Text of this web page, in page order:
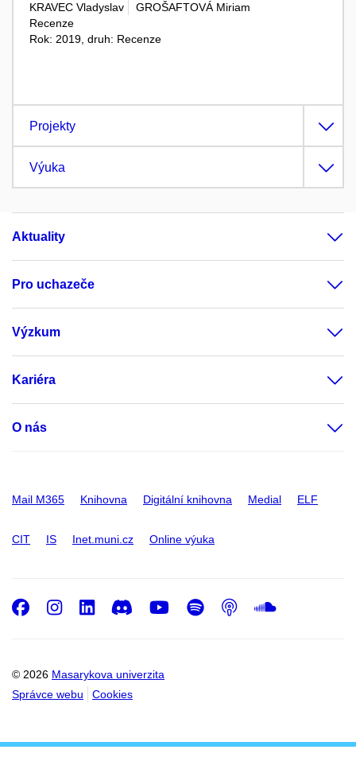
KRAVEC Vladyslav
GROŠAFTOVÁ Miriam
Recenze
Rok: 2019, druh: Recenze
Projekty
Výuka
Aktuality
Pro uchazeče
Výzkum
Kariéra
O nás
Mail M365 Knihovna Digitální knihovna Medial ELF
CIT IS Inet.muni.cz Online výuka
© 2026 Masarykova univerzita
Správce webu
Cookies
Facebook
Instagram
LinkedIn
DiscordYoutube
Spotify
Podcast